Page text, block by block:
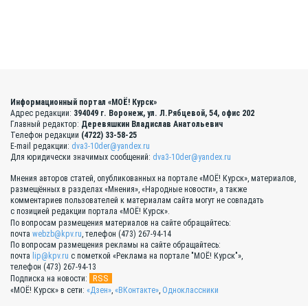
Информационный портал «МОЁ! Курск»
Адрес редакции: 394049 г. Воронеж, ул. Л.Рябцевой, 54, офис 202
Главный редактор: Деревяшкин Владислав Анатольевич
Телефон редакции (4722) 33-58-25
E-mail редакции: dva3-10der@yandex.ru
Для юридически значимых сообщений: dva3-10der@yandex.ru
Мнения авторов статей, опубликованных на портале «МОЁ! Курск», материалов,
размещённых в разделах «Мнения», «Народные новости», а также
комментариев пользователей к материалам сайта могут не совпадать
с позицией редакции портала «МОЁ! Курск».
По вопросам размещения материалов на сайте обращайтесь:
почта webzb@kpv.ru, телефон (473) 267-94-14
По вопросам размещения рекламы на сайте обращайтесь:
почта lip@kpv.ru с пометкой «Реклама на портале "МОЁ! Курск"»,
телефон (473) 267-94-13
Подписка на новости:
RSS
«МОЁ! Курск» в сети: «Дзен», «ВКонтакте», Одноклассники